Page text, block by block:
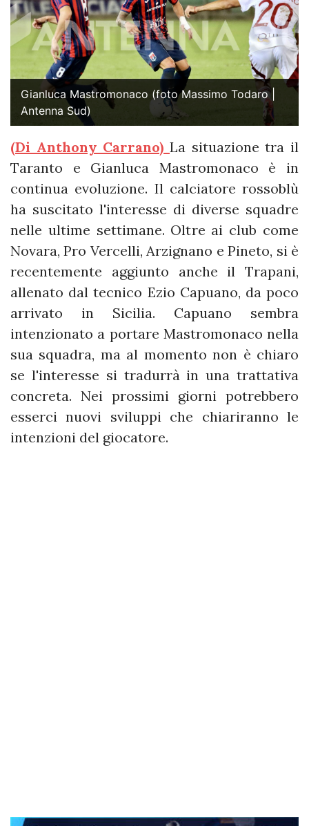
Gianluca Mastromonaco (foto Massimo Todaro |
Antenna Sud)
(Di Anthony Carrano) La situazione tra il
Taranto e Gianluca Mastromonaco è in
continua evoluzione. Il calciatore rossoblù
ha suscitato l'interesse di diverse squadre
nelle ultime settimane. Oltre ai club come
Novara, Pro Vercelli, Arzignano e Pineto, si è
recentemente aggiunto anche il Trapani,
allenato dal tecnico Ezio Capuano, da poco
arrivato in Sicilia. Capuano sembra
intenzionato a portare Mastromonaco nella
sua squadra, ma al momento non è chiaro
se l'interesse si tradurrà in una trattativa
concreta. Nei prossimi giorni potrebbero
esserci nuovi sviluppi che chiariranno le
intenzioni del giocatore.